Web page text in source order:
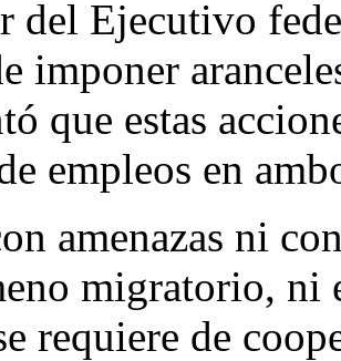
del Ejecutivo
imponer
que estas
empleos en
amenazas ni
migratorio, ni
requiere de